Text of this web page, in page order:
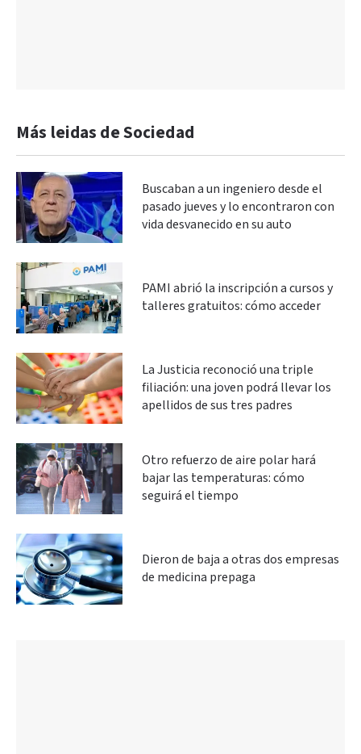
Más leidas de Sociedad
Buscaban a un ingeniero desde el
pasado jueves y lo encontraron con
vida desvanecido en su auto
PAMI abrió la inscripción a cursos y
talleres gratuitos: cómo acceder
La Justicia reconoció una triple
filiación: una joven podrá llevar los
apellidos de sus tres padres
Otro refuerzo de aire polar hará
bajar las temperaturas: cómo
seguirá el tiempo
Dieron de baja a otras dos empresas
de medicina prepaga